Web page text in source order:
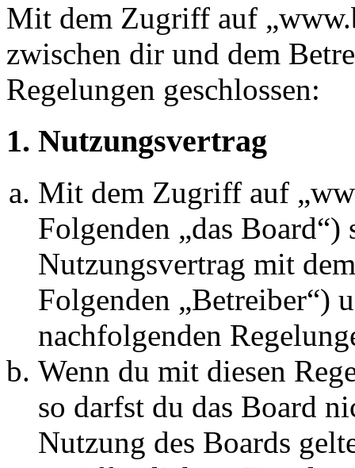
Mit dem Zugriff auf
zwischen dir und dem
Regelungen geschlossen:
1. Nutzungsvertrag
Mit dem Zugriff auf
Folgenden „das
Nutzungsvertrag mit
Folgenden „Betreiber“)
nachfolgenden
Wenn du mit diesen
so darfst du das Board
Nutzung des Boards